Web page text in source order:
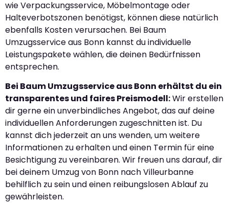
wie Verpackungsservice, Möbelmontage oder
Halteverbotszonen benötigst, können diese natürlich
ebenfalls Kosten verursachen. Bei Baum
Umzugsservice aus Bonn kannst du individuelle
Leistungspakete wählen, die deinen Bedürfnissen
entsprechen.
Bei Baum Umzugsservice aus Bonn erhältst du ein
transparentes und faires Preismodell:Wir erstellen
dir gerne ein unverbindliches Angebot, das auf deine
individuellen Anforderungen zugeschnitten ist. Du
kannst dich jederzeit an uns wenden, um weitere
Informationen zu erhalten und einen Termin für eine
Besichtigung zu vereinbaren. Wir freuen uns darauf, dir
bei deinem Umzug von Bonn nach Villeurbanne
behilflich zu sein und einen reibungslosen Ablauf zu
gewährleisten.